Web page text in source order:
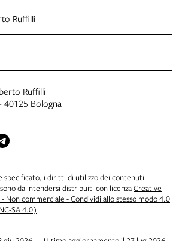
Ruffilli
Ruffilli
Bologna
specificato, i diritti di utilizzo dei contenuti
da intendersi distribuiti con licenzaCreative
Non commerciale - Condividi allo stesso modo 4.0
SA 4.0)